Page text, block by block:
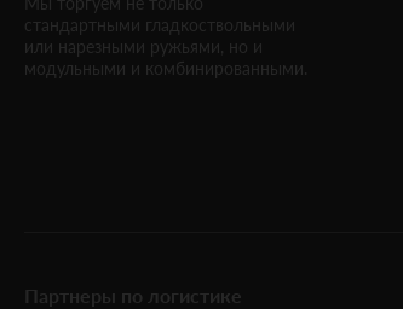
стандартными гладкоствольными
или нарезными ружьями, но и
модульными и комбинированными.
Партнеры по логистике